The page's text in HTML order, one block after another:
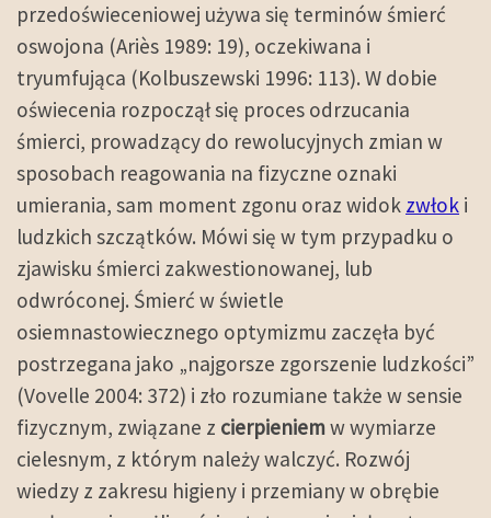
przedoświeceniowej używa się terminów śmierć
oswojona (Ariès 1989: 19), oczekiwana i
tryumfująca (Kolbuszewski 1996: 113). W dobie
oświecenia rozpoczął się proces odrzucania
śmierci, prowadzący do rewolucyjnych zmian w
sposobach reagowania na fizyczne oznaki
umierania, sam moment zgonu oraz widok zwłok i
ludzkich szczątków. Mówi się w tym przypadku o
zjawisku śmierci zakwestionowanej, lub
odwróconej. Śmierć w świetle
osiemnastowiecznego optymizmu zaczęła być
postrzegana jako „najgorsze zgorszenie ludzkości”
(Vovelle 2004: 372) i zło rozumiane także w sensie
fizycznym, związane z cierpieniemw wymiarze
cielesnym, z którym należy walczyć. Rozwój
wiedzy z zakresu higieny i przemiany w obrębie